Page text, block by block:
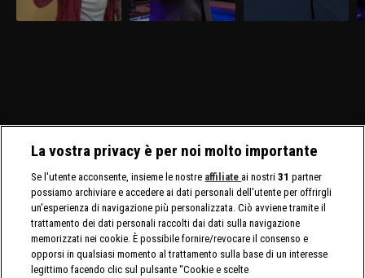
La vostra privacy è per noi molto importante
Se l'utente acconsente, insieme le nostre affiliate ai nostri31 partner
possiamo archiviare e accedere ai dati personali dell'utente per offrirgli
un'esperienza di navigazione più personalizzata. Ciò avviene tramite il
trattamento dei dati personali raccolti dai dati sulla navigazione
memorizzati nei cookie. È possibile fornire/revocare il consenso e
opporsi in qualsiasi momento al trattamento sulla base di un interesse
legittimo facendo clic sul pulsante “Cookie e scelte